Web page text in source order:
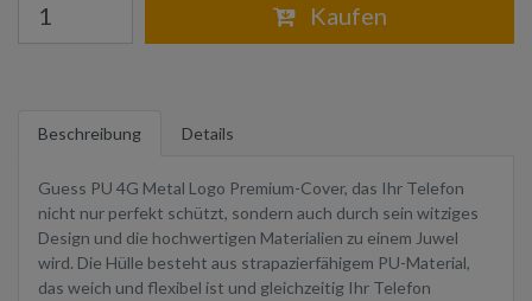
Kaufen
Beschreibung Details
Guess PU 4G Metal Logo Premium-Cover, das Ihr Telefon
nicht nur perfekt schützt, sondern auch durch sein witziges
Design und die hochwertigen Materialien zu einem Juwel
wird. Die Hülle besteht aus strapazierfähigem PU-Material,
das weich und flexibel ist und gleichzeitig Ihr Telefon